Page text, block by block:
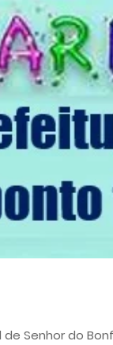
de Senhor do